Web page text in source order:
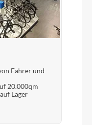
Fahrer und
20.000qm
Lager